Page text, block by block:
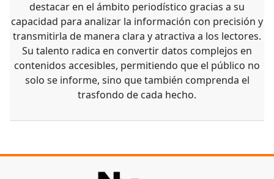
destacar en el ámbito periodístico gracias a su
capacidad para analizar la información con precisión y
transmitirla de manera clara y atractiva a los lectores.
Su talento radica en convertir datos complejos en
contenidos accesibles, permitiendo que el público no
solo se informe, sino que también comprenda el
trasfondo de cada hecho.